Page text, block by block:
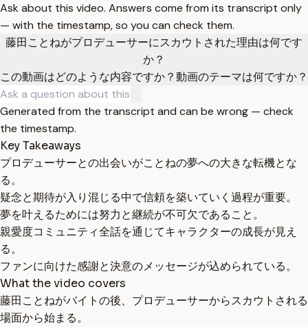
Ask about this video. Answers come from its transcript only
— with the timestamp, so you can check them.
藤田ことねがプロデューサーにスカウトされた理由は何です
か？
この動画はどのような内容ですか？動画のテーマは何ですか？
Generated from the transcript and can be wrong — check
the timestamp.
Key Takeaways
プロデューサーとの出会いがことねの夢への大きな転機とな
る。
疑念と期待が入り混じる中で信頼を築いていく過程が重要。
夢を叶えるためには努力と継続が不可欠であること。
親愛度コミュニティ全話を通じてキャラクターの成長が見え
る。
ファンに向けた感謝と決意のメッセージが込められている。
What the video covers
藤田ことねがバイトの後、プロデューサーからスカウトされる
場面から始まる。